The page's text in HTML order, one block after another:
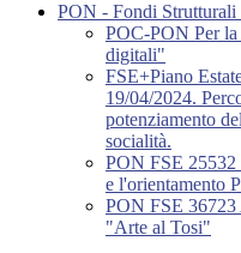
PON - Fondi Strutturali
POC-PON Per
digitali"
FSE+Piano
19/04/2024.
potenziamento
socialità.
PON FSE 25532
e l'orientamento
PON FSE 36723
"Arte al Tosi"